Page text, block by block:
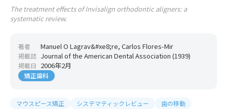
The treatment effects of Invisalign orthodontic aligners: a
systematic review.
著者 Manuel O Lagrav&#xe8;re, Carlos Flores-Mir
掲載誌 Journal of the American Dental Association (1939)
掲載日 2006年2月
矯正歯科
マウスピース矯正 システマティックレビュー
歯の移動